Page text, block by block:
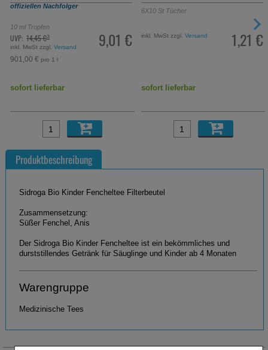
6X10St Tücher
1,21 €
inkl. MwSt zzgl.
sofort lieferbar
30 ml Körperpflege
derzeit nicht lieferbar
Produktbeschreibung
Sidroga Bio Kinder Fencheltee Filterbeutel
Zusammensetzung:
Süßer Fenchel, Anis
Der Sidroga Bio Kinder Fencheltee ist ein bekömmliches und
durststillendes Getränk für Säuglinge und Kinder ab 4 Monaten
Warengruppe
Medizinische Tees